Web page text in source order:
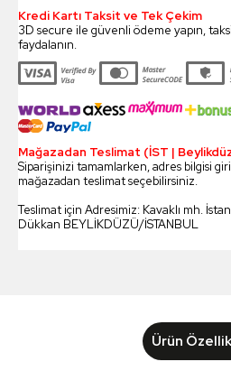
Kredi Kartı Taksit ve Tek Çekim
3D secure ile güvenli ödeme yapın,
faydalanın.
Mağazadan Teslimat (İST |
Siparişinizi tamamlarken, adres bilgisi
mağazadan teslimat seçebilirsiniz.
Teslimat için Adresimiz: Kavaklı mh.
Dükkan BEYLİKDÜZÜ/İSTANBUL
Ürün